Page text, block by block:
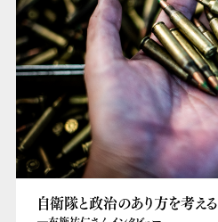
自衛隊と政治のあり方を考える